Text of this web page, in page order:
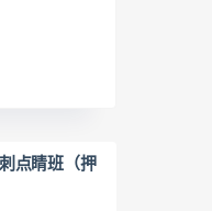
点睛班（押